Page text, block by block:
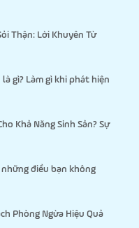
Thận: Lời Khuyên Từ
gì? Làm gì khi phát hiện
Khả Năng Sinh Sản? Sự
điều bạn không
Phòng Ngừa Hiệu Quả